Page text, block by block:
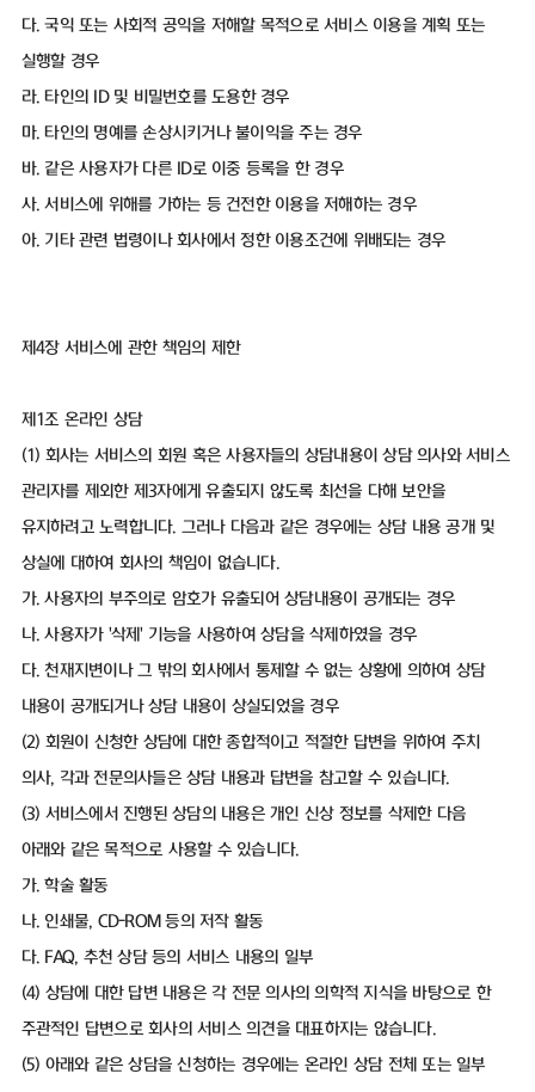
다. 국익 또는 사회적 공익을 저해할 목적으로 서비스 이용을 계획 또는
실행할 경우
라. 타인의 ID 및 비밀번호를 도용한 경우
마. 타인의 명예를 손상시키거나 불이익을 주는 경우
바. 같은 사용자가 다른 ID로 이중 등록을 한 경우
사. 서비스에 위해를 가하는 등 건전한 이용을 저해하는 경우
아. 기타 관련 법령이나 회사에서 정한 이용조건에 위배되는 경우
제4장 서비스에 관한 책임의 제한
제1조 온라인 상담
(1) 회사는 서비스의 회원 혹은 사용자들의 상담내용이 상담 의사와 서비스
관리자를 제외한 제3자에게 유출되지 않도록 최선을 다해 보안을
유지하려고 노력합니다. 그러나 다음과 같은 경우에는 상담 내용 공개 및
상실에 대하여 회사의 책임이 없습니다.
가. 사용자의 부주의로 암호가 유출되어 상담내용이 공개되는 경우
나. 사용자가 '삭제' 기능을 사용하여 상담을 삭제하였을 경우
다. 천재지변이나 그 밖의 회사에서 통제할 수 없는 상황에 의하여 상담
내용이 공개되거나 상담 내용이 상실되었을 경우
(2) 회원이 신청한 상담에 대한 종합적이고 적절한 답변을 위하여 주치
의사, 각과 전문의사들은 상담 내용과 답변을 참고할 수 있습니다.
(3) 서비스에서 진행된 상담의 내용은 개인 신상 정보를 삭제한 다음
아래와 같은 목적으로 사용할 수 있습니다.
가. 학술 활동
나. 인쇄물, CD-ROM 등의 저작 활동
다. FAQ, 추천 상담 등의 서비스 내용의 일부
(4) 상담에 대한 답변 내용은 각 전문 의사의 의학적 지식을 바탕으로 한
주관적인 답변으로 회사의 서비스 의견을 대표하지는 않습니다.
(5) 아래와 같은 상담을 신청하는 경우에는 온라인 상담 전체 또는 일부